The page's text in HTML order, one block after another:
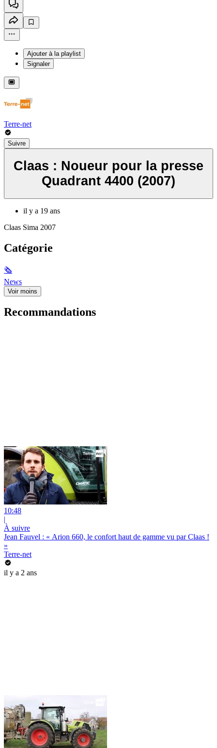
Ajouter à la playlist
Signaler
Terre-net
Suivre
Claas : Noueur pour la presse
Quadrant 4400 (2007)
il y a 19 ans
Claas Sima 2007
Catégorie
🗞
News
Voir moins
Recommandations
10:48
|
À suivre
Jean Fauvel : « Arion 660, le confort haut de gamme vu par Claas !
»
Terre-net
il y a 2 ans